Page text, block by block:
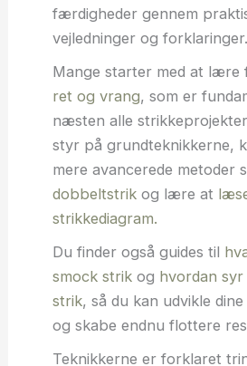
færdigheder gennem
vejledninger og forklaringer.
Mange starter med at lære
ret og vrang, som er
næsten alle
styr på grundteknikkerne,
mere avancerede metoder
dobbeltstrik og lære at
strikkediagram.
Du finder også guides til
smock strikog hvordan
strik, så du kan udvikle
og skabe endnu flottere
Teknikkerne er forklaret